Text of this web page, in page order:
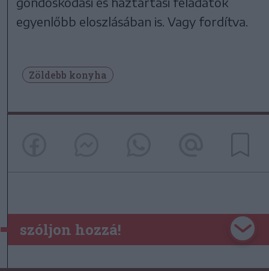
egyenlőbb eloszlásában is. Vagy fordítva.
Zöldebb konyha
szóljon hozzá!